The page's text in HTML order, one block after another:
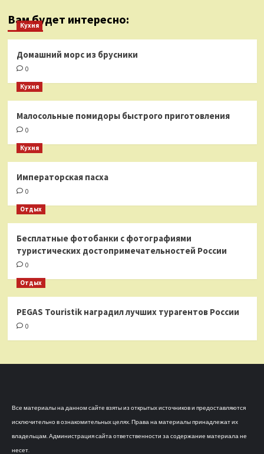
Вам будет интересно:
Кухня
Домашний морс из брусники
0
Кухня
Малосольные помидоры быстрого приготовления
0
Кухня
Императорская пасха
0
Отдых
Бесплатные фотобанки с фотографиями
туристических достопримечательностей России
0
Отдых
PEGAS Touristik наградил лучших турагентов России
0
Все материалы на данном сайте взяты из открытых источников и предоставляются
исключительно в ознакомительных целях. Права на материалы принадлежат их
владельцам. Администрация сайта ответственности за содержание материала не
несет.